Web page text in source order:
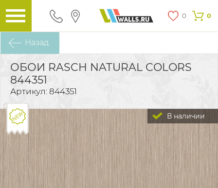
0 0
Назад
ОБОИ RASCH NATURAL COLORS
844351
Артикул: 844351
В наличии